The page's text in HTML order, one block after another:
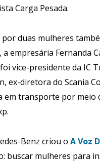
Carga Pesada.
duas mulheres
a empresária Fernanda
vice-presidente da IC
ex-diretora do Scania
em transporte por meio
Benz criou o A Voz
buscar mulheres para